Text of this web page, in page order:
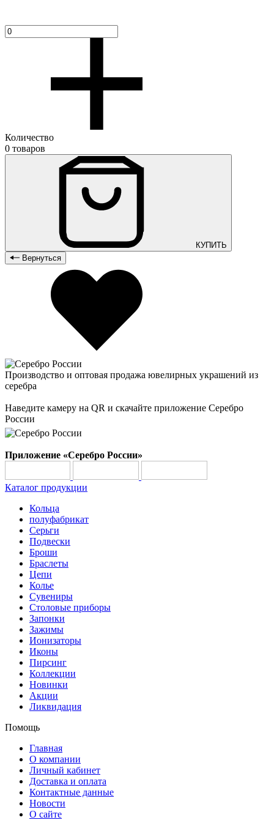
Количество
0 товаров
КУПИТЬ
Вернуться
Производство и оптовая продажа ювелирных украшений из
серебра
Наведите камеру на QR и скачайте приложение Серебро
России
Приложение «Серебро России»
Каталог продукции
Кольца
полуфабрикат
Серьги
Подвески
Броши
Браслеты
Цепи
Колье
Сувениры
Столовые приборы
Запонки
Зажимы
Ионизаторы
Иконы
Пирсинг
Коллекции
Новинки
Акции
Ликвидация
Помощь
Главная
О компании
Личный кабинет
Доставка и оплата
Контактные данные
Новости
О сайте